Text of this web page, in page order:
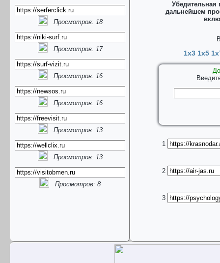
Просмотров: 18
Просмотров: 17
Просмотров: 16
Просмотров: 16
Просмотров: 13
Просмотров: 13
Просмотров: 8
Убедительная
дальнейшем
1x3 1x5
1
2
3